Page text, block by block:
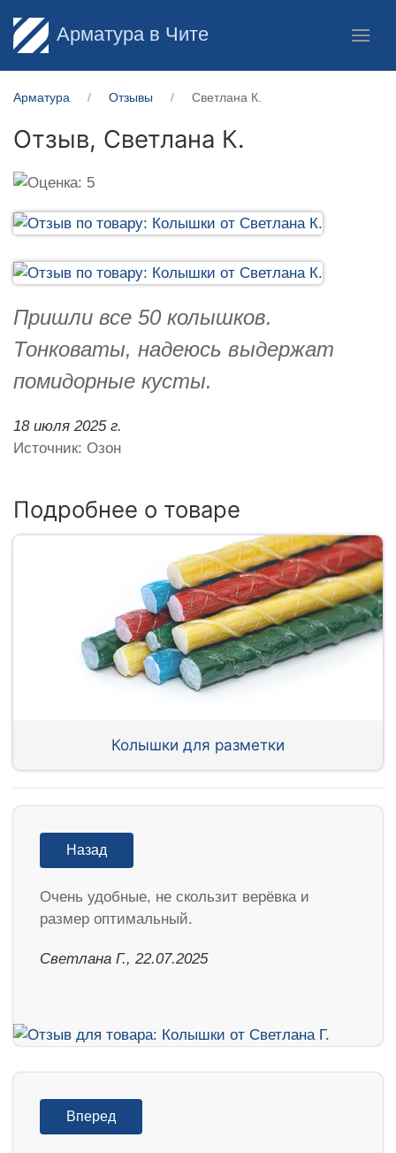
Арматура в Чите
Арматура Отзывы Светлана К.
Отзыв, Светлана К.
Пришли все 50 колышков.
Тонковаты, надеюсь выдержат
помидорные кусты.
18 июля 2025 г.
Источник: Озон
Подробнее о товаре
Колышки для разметки
Назад
Очень удобные, не скользит верёвка и
размер оптимальный.
Светлана Г., 22.07.2025
Вперед